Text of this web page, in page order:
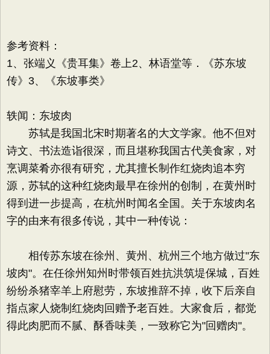
参考资料：
1、张端义《贵耳集》卷上2、林语堂等．《苏东坡
传》3、《东坡事类》
轶闻：东坡肉
苏轼是我国北宋时期著名的大文学家。他不但对
诗文、书法造诣很深，而且堪称我国古代美食家，对
烹调菜肴亦很有研究，尤其擅长制作红烧肉追本穷
源，苏轼的这种红烧肉最早在徐州的创制，在黄州时
得到进一步提高，在杭州时闻名全国。关于东坡肉名
字的由来有很多传说，其中一种传说：
相传苏东坡在徐州、黄州、杭州三个地方做过"东
坡肉"。在任徐州知州时带领百姓抗洪筑堤保城，百姓
纷纷杀猪宰羊上府慰劳，东坡推辞不掉，收下后亲自
指点家人烧制红烧肉回赠予老百姓。大家食后，都觉
得此肉肥而不腻、酥香味美，一致称它为"回赠肉"。